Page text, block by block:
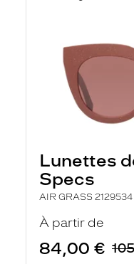
Lunettes
Specs
AIR GRASS 2129534
À partir de
84,00 €